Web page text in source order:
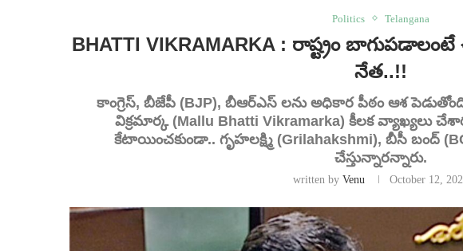
Politics Telangana
BHATTI VIKRAMARKA : రాష్ట్రం
నేత..!!
కాంగ్రెస్, బీజేపీ (BJP), బీఆర్‌ఎస్‌ లను అధికార పీఠం ఆశ
విక్రమార్క (Mallu Bhatti Vikramarka) కీలక వ్యాఖ్యలు
కేటాయించకుండా.. గృహలక్ష్మి (Grilahakshmi), బీసీ బంద్
చేస్తున్నారన్నారు.
written by Venu October 12,